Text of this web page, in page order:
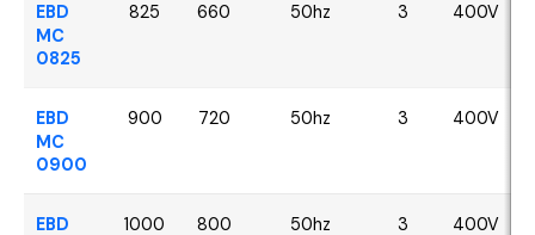
EBD
MC
0825
825 660 50hz 3 400V
EBD
MC
0900
900 720 50hz 3 400V
EBD
1000 800 50hz 3 400V